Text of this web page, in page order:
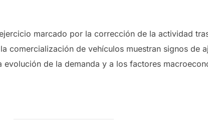
marcado por la corrección de la actividad
comercialización de vehículos muestran signos de
de la demanda y a los factores